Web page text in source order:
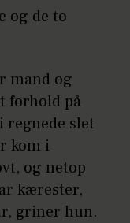
og de to
mand og
forhold på
regnede slet
kom i
og netop
kærester,
griner hun.